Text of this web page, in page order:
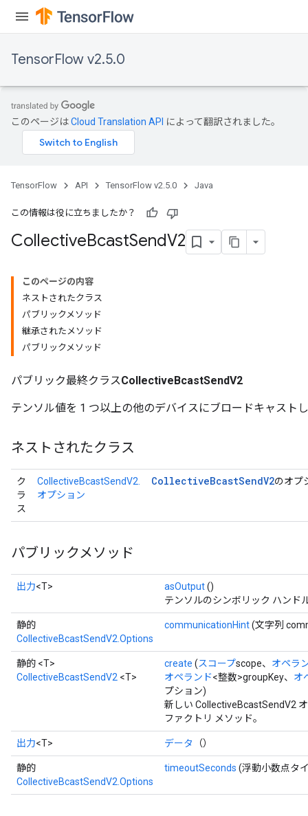
TensorFlow v2.5.0
このページはCloud Translation API によって翻訳されました。
TensorFlow API TensorFlow v2.5.0 Java
この情報は役に立ちましたか？
CollectiveBcastSendV2
このページの内容
ネストされたクラス
パブリックメソッド
継承されたメソッド
パブリックメソッド
パブリック最終クラスCollectiveBcastSendV2
テンソル値を 1 つ以上の他のデバイスにブロードキャスト
ネストされたクラス
ク
ラ
ス
CollectiveBcastSendV2.
オプション
CollectiveBcastSendV2のオプ
パブリックメソッド
出力<T> asOutput()
テンソルのシンボリック ハンド
静的
CollectiveBcastSendV2.Options
communicationHint(文字列
静的 <T>
CollectiveBcastSendV2 <T>
create (スコープscope、 オペラ
オペランド<整数>groupKey、 オ
プション)
新しい CollectiveBcastSendV2
ファクトリ メソッド。
出力<T> データ （）
静的
CollectiveBcastSendV2.Options
timeoutSeconds (浮動小数点タ